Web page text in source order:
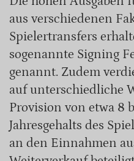
aus verschiedenen
Spielertransfers
sogenannte Signing
genannt. Zudem
auf unterschiedliche
Provision von etwa 8
Jahresgehalts des
an den Einnahmen